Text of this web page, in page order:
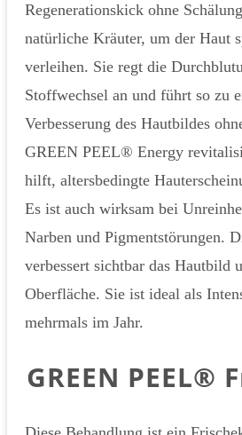
Regenerationskick ohne
natürliche Kräuter, um der Haut
verleihen. Sie regt die
Stoffwechsel an und führt so zu
Verbesserung des Hautbildes
GREEN PEEL® Energy
hilft, altersbedingte
Es ist auch wirksam bei
Narben und Pigmentstörungen.
verbessert sichtbar das Hautbild
Oberfläche. Sie ist ideal als
mehrmals im Jahr.
GREEN PEEL®